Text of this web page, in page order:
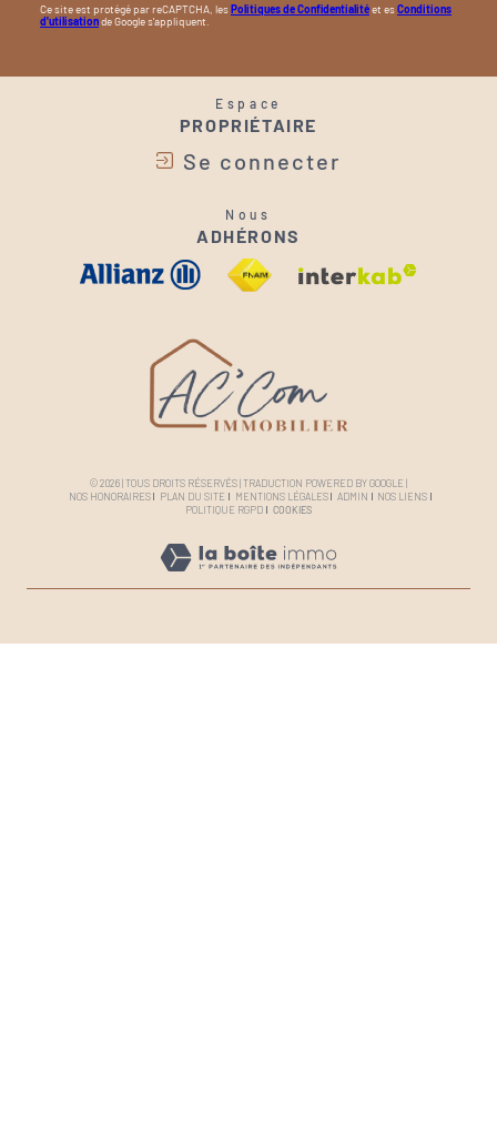
Ce site est protégé par reCAPTCHA, lesPolitiques de Confidentialitéet esConditions
d'utilisationde Google s'appliquent.
Espace
PROPRIÉTAIRE
Se connecter
Nous
ADHÉRONS
© 2026 | TOUS DROITS RÉSERVÉS | TRADUCTION POWERED BY GOOGLE |
NOS HONORAIRES
PLAN DU SITE MENTIONS LÉGALES ADMIN
NOS LIENS
POLITIQUE RGPD
COOKIES